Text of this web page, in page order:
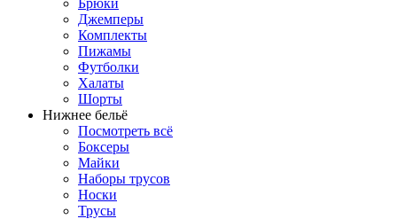
Джемперы
Комплекты
Пижамы
Футболки
Халаты
Шорты
Нижнее бельё
Посмотреть всё
Боксеры
Майки
Наборы трусов
Носки
Трусы